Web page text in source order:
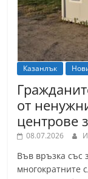
Казанлък
от
центрове
08.07.2026
Във връзка със
многократните